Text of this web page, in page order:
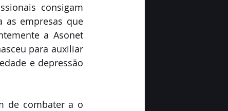
consigam
as empresas que
a Asonet
para auxiliar
e depressão
de combater a o